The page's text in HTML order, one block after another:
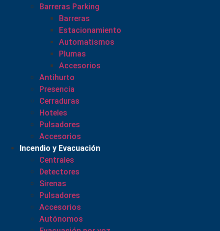
Barreras Parking
Barreras
Estacionamiento
Automatismos
Plumas
Accesorios
Antihurto
Presencia
Cerraduras
Hoteles
Pulsadores
Accesorios
Incendio y Evacuación
Centrales
Detectores
Sirenas
Pulsadores
Accesorios
Autónomos